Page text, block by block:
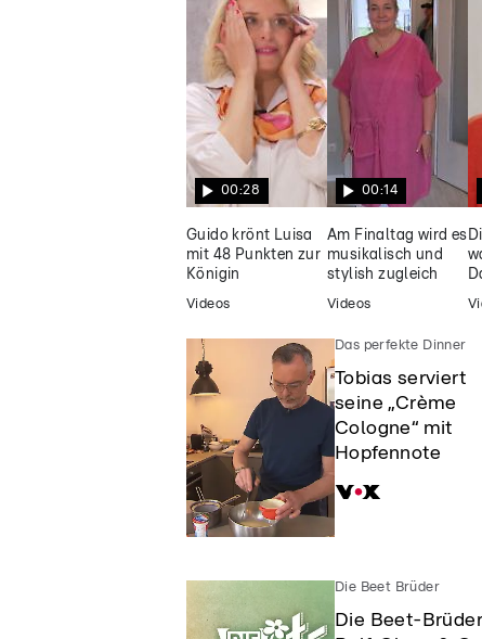
Andreas und
großen Liebe
00:28
Guido krönt Luisa
mit 48 Punkten zur
Königin
Videos
00:14
Am Finaltag wird es
musikalisch und
stylish zugleich
Videos
Das perfekte Dinner
Tobias serviert
seine „Crème
Cologne“ mit
Hopfennote
Die Beet Brüder
Die Beet-Brüder